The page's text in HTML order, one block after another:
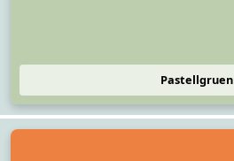
Pastellgruen